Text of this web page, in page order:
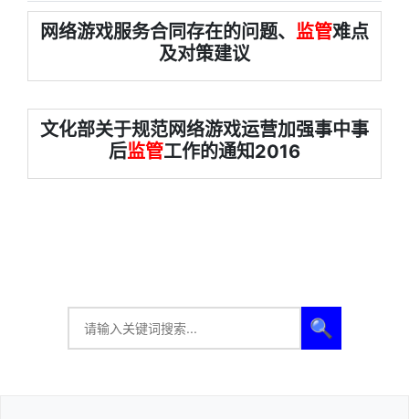
网络游戏服务合同存在的问题、 监管难点
及对策建议
文化部关于规范网络游戏运营加强事中事
后监管工作的通知2016
🔍